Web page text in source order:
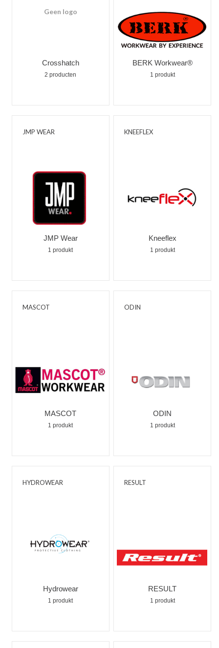
Geen logo
Crosshatch
2 producten
BERK Workwear®
1 produkt
JMP WEAR
JMP Wear
1 produkt
KNEEFLEX
Kneeflex
1 produkt
MASCOT
MASCOT
1 produkt
ODIN
ODIN
1 produkt
HYDROWEAR
Hydrowear
1 produkt
RESULT
RESULT
1 produkt